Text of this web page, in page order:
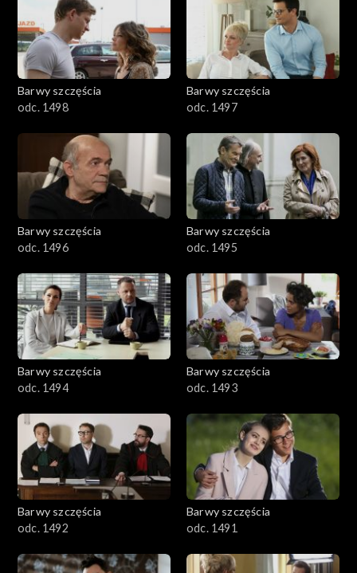
2801–2900
2701–2800
2501–2600
2401–2500
2301–2400
2201–2300
2101–2200
2001–2100
1801–1900
1701–1800
1601–1700
1501–1600
Barwy szczęścia
odc. 1498
Barwy szczęścia
odc. 1497
Barwy szczęścia
odc. 1496
Barwy szczęścia
odc. 1495
Barwy szczęścia
odc. 1494
Barwy szczęścia
odc. 1493
Barwy szczęścia
odc. 1492
Barwy szczęścia
odc. 1491